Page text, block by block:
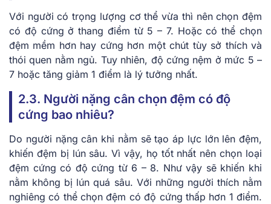
Với người có trọng lượng cơ thể vừa thì nên chọn đệm
có độ cứng ở thang điểm từ 5 – 7. Hoặc có thể chọn
đệm mềm hơn hay cứng hơn một chút tùy sở thích và
thói quen nằm ngủ. Tuy nhiên, độ cứng nệm ở mức 5 –
7 hoặc tăng giảm 1 điểm là lý tưởng nhất.
2.3. Người nặng cân chọn đệm có độ
cứng bao nhiêu?
Do người nặng cân khi nằm sẽ tạo áp lực lớn lên đệm,
khiến đệm bị lún sâu. Vì vậy, họ tốt nhất nên chọn loại
đệm cứng có độ cứng từ 6 – 8. Như vậy sẽ khiến khi
nằm không bị lún quá sâu. Với những người thích nằm
nghiêng có thể chọn đệm có độ cứng thấp hơn 1 điểm.